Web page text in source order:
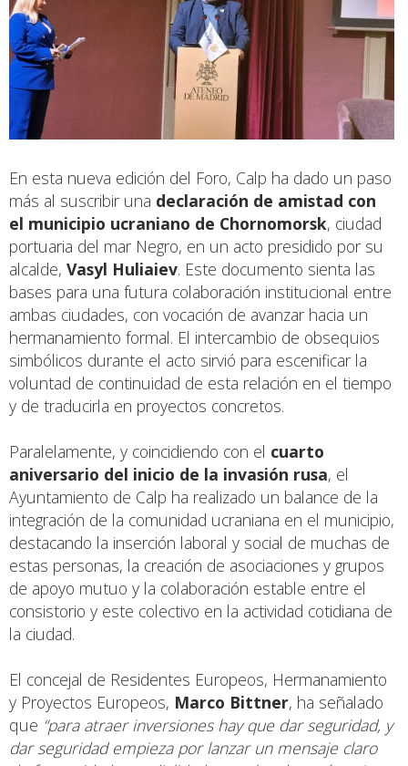
En esta nueva edición del Foro, Calp ha dado un paso
más al suscribir una declaración de amistad con
el municipio ucraniano de Chornomorsk, ciudad
portuaria del mar Negro, en un acto presidido por su
alcalde, Vasyl Huliaiev. Este documento sienta las
bases para una futura colaboración institucional entre
ambas ciudades, con vocación de avanzar hacia un
hermanamiento formal. El intercambio de obsequios
simbólicos durante el acto sirvió para escenificar la
voluntad de continuidad de esta relación en el tiempo
y de traducirla en proyectos concretos.
Paralelamente, y coincidiendo con el cuarto
aniversario del inicio de la invasión rusa, el
Ayuntamiento de Calp ha realizado un balance de la
integración de la comunidad ucraniana en el municipio,
destacando la inserción laboral y social de muchas de
estas personas, la creación de asociaciones y grupos
de apoyo mutuo y la colaboración estable entre el
consistorio y este colectivo en la actividad cotidiana de
la ciudad.
El concejal de Residentes Europeos, Hermanamiento
y Proyectos Europeos, Marco Bittner, ha señalado
que “para atraer inversiones hay que dar seguridad, y
dar seguridad empieza por lanzar un mensaje claro